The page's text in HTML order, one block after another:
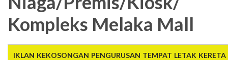
Kompleks Melaka Mall
IKLAN KEKOSONGAN PENGURUSAN TEMPAT LETAK